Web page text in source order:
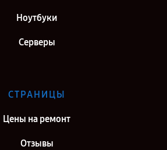
Ноутбуки
Серверы
СТРАНИЦЫ
Цены на ремонт
Отзывы